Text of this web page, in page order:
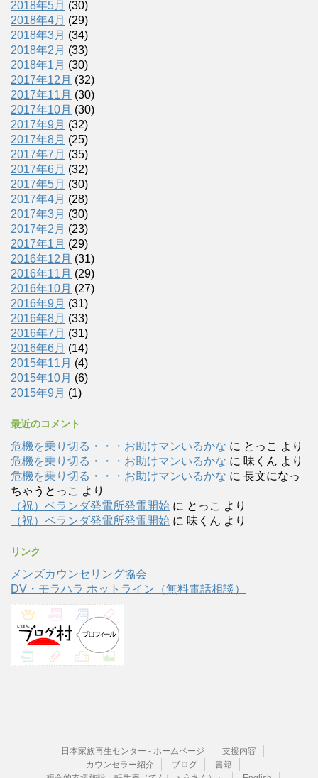
2018年5月 (30)
2018年4月 (29)
2018年3月 (34)
2018年2月 (33)
2018年1月 (30)
2017年12月 (32)
2017年11月 (30)
2017年10月 (30)
2017年9月 (32)
2017年8月 (25)
2017年7月 (35)
2017年6月 (32)
2017年5月 (30)
2017年4月 (28)
2017年3月 (30)
2017年2月 (23)
2017年1月 (29)
2016年12月 (31)
2016年11月 (29)
2016年10月 (27)
2016年9月 (31)
2016年8月 (33)
2016年7月 (31)
2016年6月 (14)
2015年11月 (4)
2015年10月 (6)
2015年9月 (1)
最近のコメント
危機を乗り切る・・・お助けマンいるかな に とっこ より
危機を乗り切る・・・お助けマンいるかな に 味くん より
危機を乗り切る・・・お助けマンいるかな に 長文になっ
ちゃうとっこ より
（祝）ベランダ発電所発電開始 に とっこ より
（祝）ベランダ発電所発電開始 に 味くん より
リンク
メンズカウンセリング協会
DV・モラハラ ホットライン（無料電話相談）
日本家族再生センター - ホームページ
支援内容
カウンセラー紹介
ブログ
書籍